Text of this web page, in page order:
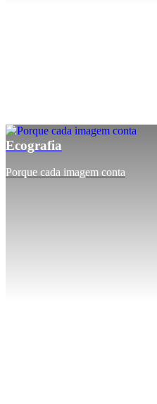
Ecografia
Porque cada imagem conta